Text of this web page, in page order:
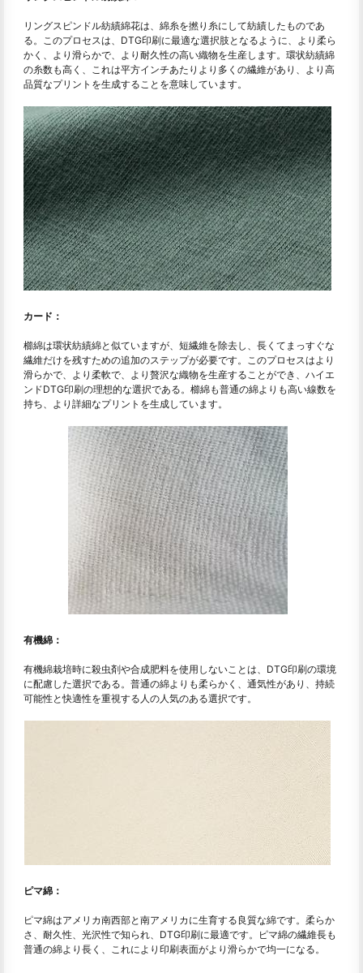
リングスピンドル紡績綿花は、綿糸を撚り糸にして紡績したものであ
る。このプロセスは、DTG印刷に最適な選択肢となるように、より柔ら
かく、より滑らかで、より耐久性の高い織物を生産します。環状紡績綿
の糸数も高く、これは平方インチあたりより多くの繊維があり、より高
品質なプリントを生成することを意味しています。
カード：
櫛綿は環状紡績綿と似ていますが、短繊維を除去し、長くてまっすぐな
繊維だけを残すための追加のステップが必要です。このプロセスはより
滑らかで、より柔軟で、より贅沢な織物を生産することができ、ハイエ
ンドDTG印刷の理想的な選択である。櫛綿も普通の綿よりも高い線数を
持ち、より詳細なプリントを生成しています。
有機綿：
有機綿栽培時に殺虫剤や合成肥料を使用しないことは、DTG印刷の環境
に配慮した選択である。普通の綿よりも柔らかく、通気性があり、持続
可能性と快適性を重視する人の人気のある選択です。
ピマ綿：
ピマ綿はアメリカ南西部と南アメリカに生育する良質な綿です。柔らか
さ、耐久性、光沢性で知られ、DTG印刷に最適です。ピマ綿の繊維長も
普通の綿より長く、これにより印刷表面がより滑らかで均一になる。